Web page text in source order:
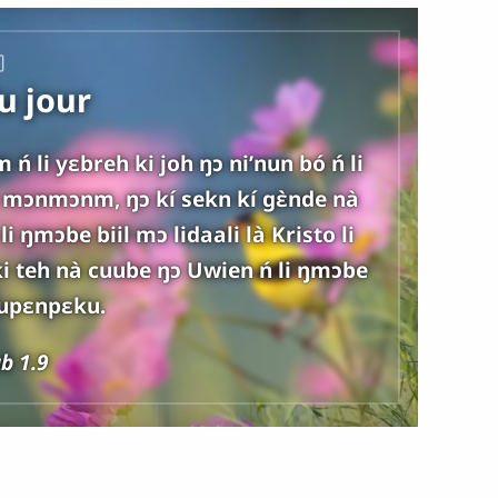
jour
ń li yɛbreh ki joh ŋɔ niʼnun bó ń li
ŋɔ kí sekn kí gɛ̀nde nà
ŋmɔbe biil mɔ lidaali là Kristo li
nà cuube ŋɔ Uwien ń li ŋmɔbe
1.9